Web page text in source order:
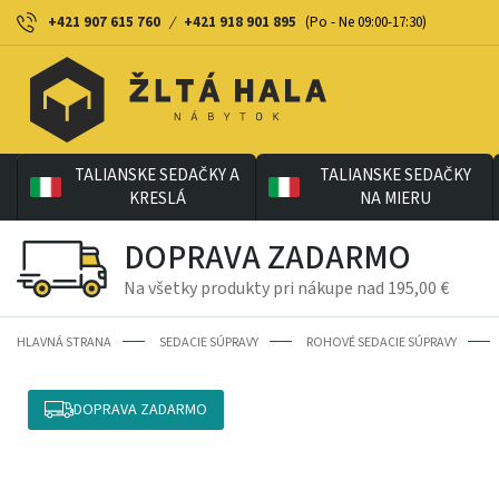
+421 907 615 760 / +421 918 901 895 (Po - Ne 09:00-17:30)
TALIANSKE SEDAČKY A
KRESLÁ
TALIANSKE SEDAČKY
NA MIERU
DOPRAVA ZADARMO
Na všetky produkty pri nákupe nad 195,00 €
HLAVNÁ STRANA SEDACIE SÚPRAVY ROHOVÉ SEDACIE SÚPRAVY
DOPRAVA ZADARMO